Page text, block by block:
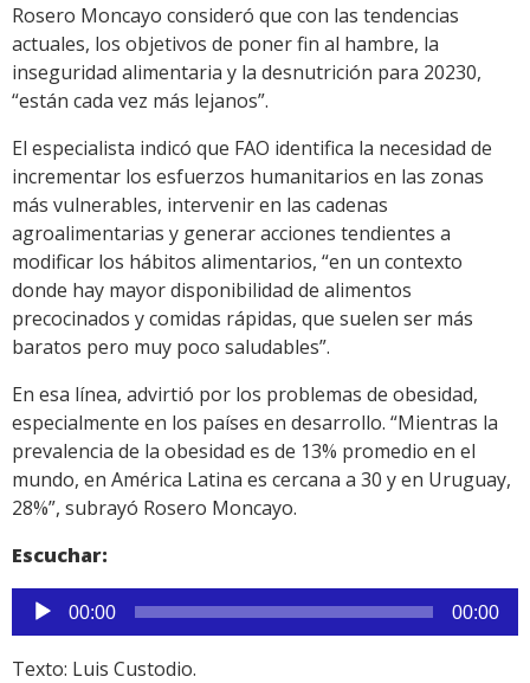
Rosero Moncayo consideró que con las tendencias
actuales, los objetivos de poner fin al hambre, la
inseguridad alimentaria y la desnutrición para 20230,
“están cada vez más lejanos”.
El especialista indicó que FAO identifica la necesidad de
incrementar los esfuerzos humanitarios en las zonas
más vulnerables, intervenir en las cadenas
agroalimentarias y generar acciones tendientes a
modificar los hábitos alimentarios, “en un contexto
donde hay mayor disponibilidad de alimentos
precocinados y comidas rápidas, que suelen ser más
baratos pero muy poco saludables”.
En esa línea, advirtió por los problemas de obesidad,
especialmente en los países en desarrollo. “Mientras la
prevalencia de la obesidad es de 13% promedio en el
mundo, en América Latina es cercana a 30 y en Uruguay,
28%”, subrayó Rosero Moncayo.
Escuchar:
Reproductor
de
audio
00:00 00:00
Texto: Luis Custodio.